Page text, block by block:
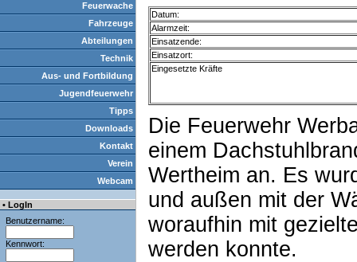
Feuerwache
Fahrzeuge
Abteilungen
Technik
Aus- und Fortbildung
Jugendfeuerwehr
Tipps
Downloads
Kontakt
Verein
Webcam
• LogIn
Benutzername:
Kennwort:
Datum:
Alarmzeit:
Einsatzende:
Einsatzort:
Eingesetzte Kräfte
Die Feuerwehr
einem
Wertheim an. Es
und außen mit der
woraufhin mit
werden konnte.